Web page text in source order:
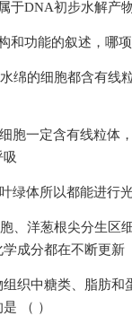
于DNA初步水解产
和功能的叙述，哪项
绵的细胞都含有线
胞一定含有线粒体
绿体所以都能进行
、洋葱根尖分生区
成分都在不断更新
织中糖类、脂肪和
（ ）